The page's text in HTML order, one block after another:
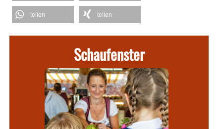
teilen teilen
Schaufenster